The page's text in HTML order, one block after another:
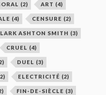
(2) ART (4)
(4) CENSURE (2)
ASHTON SMITH (3)
CRUEL (4)
DUEL (3)
ELECTRICITÉ (2)
FIN-DE-SIÈCLE (3)